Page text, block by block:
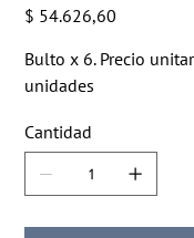
Precio
$ 54.626,60
Bulto x 6. Precio
unidades
Cantidad